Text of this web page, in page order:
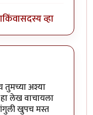
किंवासदस्य व्हा
तुमच्या अश्या
लेख वाचायला
खुपच मस्त